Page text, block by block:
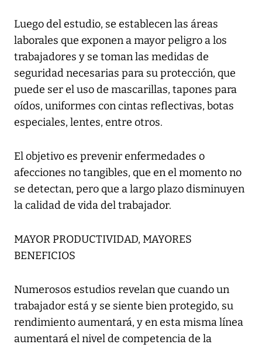
Luego del estudio, se establecen las áreas
laborales que exponen a mayor peligro a los
trabajadores y se toman las medidas de
seguridad necesarias para su protección, que
puede ser el uso de mascarillas, tapones para
oídos, uniformes con cintas reflectivas, botas
especiales, lentes, entre otros.
El objetivo es prevenir enfermedades o
afecciones no tangibles, que en el momento no
se detectan, pero que a largo plazo disminuyen
la calidad de vida del trabajador.
MAYOR PRODUCTIVIDAD, MAYORES
BENEFICIOS
Numerosos estudios revelan que cuando un
trabajador está y se siente bien protegido, su
rendimiento aumentará, y en esta misma línea
aumentará el nivel de competencia de la